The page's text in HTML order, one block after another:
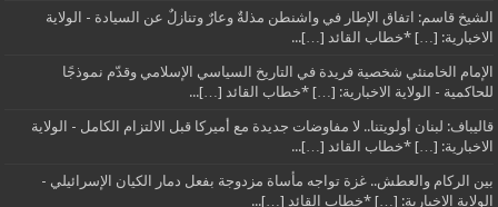
الشيخ قاسم: اتفاق الإطار في واشنطن مذلةٌ وعارٌ وتنازلٌ عن السيادة - الولاية
الاخبارية: […] *خطاب القائد […]...
الإمام الخامنئي شخصية فريدة في التاريخ السياسي الإسلامي وقدّم نموذجًا
للحاكمية - الولاية الاخبارية: […] *خطاب القائد […]...
قاليباف: لبنان أولويتنا.. لا مفاوضات جديدة مع أميركا قبل الالتزام الكامل - الولاية
الاخبارية: […] *خطاب القائد […]...
بين الركام والعطش.. غزة تواجه مأساة مزدوجة بفعل دمار الكيان الإسرائيلي -
الولاية الاخبارية: […] *خطاب القائد […]...